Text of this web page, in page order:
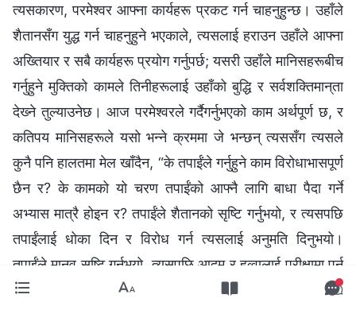
त्यसकारण, परमेश्‍वर आफ्ना कार्यहरू प्रकट गर्न चाहनुहुन्छ। उहाँले
शैतानसँग युद्ध गर्न चाहनुहुने भएकाले, त्यसलाई हराउन उहाँले आफ्ना
अख्‍तियार र सबै कार्यहरू प्रयोग गर्नुपर्छ; यसरी उहाँले मानिसहरूबीच
गर्नुहुने मुक्तिको कामले तिनीहरूलाई उहाँको बुद्धि र सर्वशक्तिमान्‌ता
देख्‍ने तुल्याउनेछ। आज परमेश्‍वरले गर्दैगर्नुभएको काम अर्थपूर्ण छ, र
कतिपय मानिसहरूले यसो भन्‍ने क्रममा जे भन्छन् त्यससँग त्यसले
कुनै पनि हालतमा मेल खाँदैन, “के तपाईंले गर्नुहुने काम विरोधाभासपूर्ण
छैन र? के कामको यो चरण तपाईंको आफ्‍नै लागि बाधा पैदा गर्ने
अभ्यास मात्रै होइन र? तपाईंले शैतानको सृष्टि गर्नुभयो, र त्यसपछि
तपाईंलाई धोका दिन र विरोध गर्न त्यसलाई अनुमति दिनुभयो।
तपाईंले मानव सृष्टि गर्नुभयो, त्यसपछि आदम र हव्‍वालाई परीक्षामा पर्न
दिँदै तिनीहरूलाई शैतानको हातमा सुम्‍पनुभयो। तपाईंले यी सबै कुरा